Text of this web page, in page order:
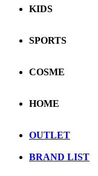
KIDS
SPORTS
COSME
HOME
OUTLET
BRAND LIST